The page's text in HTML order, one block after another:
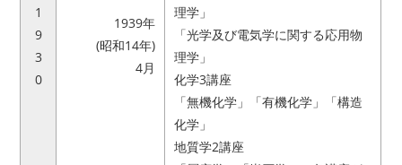
アクセス
寄附のご案内
1
9
3
0
1939年
(昭和14年)
4月
理学」
「光学及び電気学に関する応用物
理学」
化学3講座
「無機化学」「有機化学」「構造
化学」
地質学2講座